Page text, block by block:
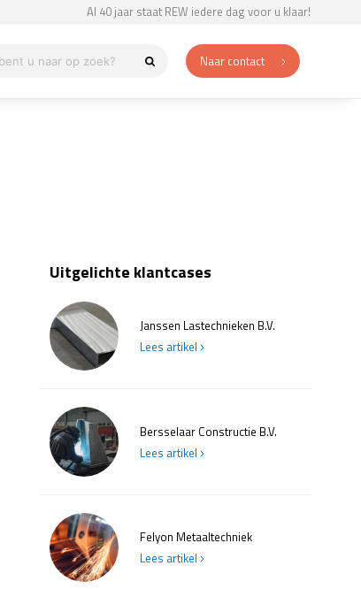
Al 40 jaar staat REW iedere dag voor u klaar!
Naar contact
Uitgelichte klantcases
Janssen Lastechnieken B.V.
Lees artikel
Bersselaar Constructie B.V.
Lees artikel
Felyon Metaaltechniek
Lees artikel